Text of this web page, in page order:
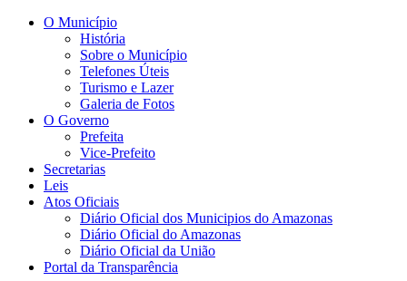
O Município
História
Sobre o Município
Telefones Úteis
Turismo e Lazer
Galeria de Fotos
O Governo
Prefeita
Vice-Prefeito
Secretarias
Leis
Atos Oficiais
Diário Oficial dos Municipios do Amazonas
Diário Oficial do Amazonas
Diário Oficial da União
Portal da Transparência